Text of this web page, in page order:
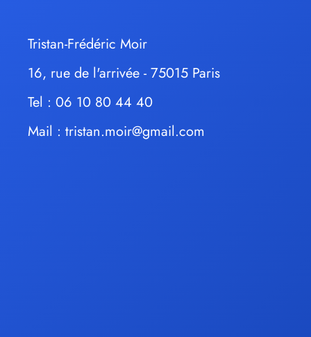
Tristan-Frédéric Moir
16, rue de l'arrivée - 75015 Paris
Tel : 06 10 80 44 40
Mail : tristan.moir@gmail.com